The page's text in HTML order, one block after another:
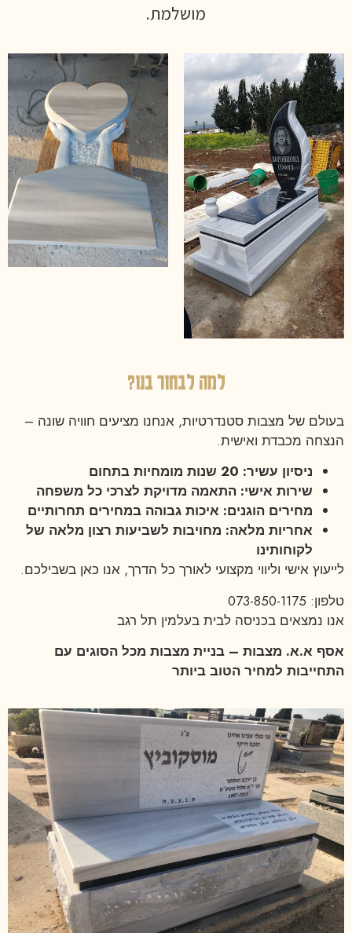
מושלמת.
למה לבחור בנו?
בעולם של מצבות סטנדרטיות, אנחנו מציעים חוויה שונה –
הנצחה מכבדת ואישית.
ניסיון עשיר: 20 שנות מומחיות בתחום
שירות אישי: התאמה מדויקת לצרכי כל משפחה
מחירים הוגנים: איכות גבוהה במחירים תחרותיים
אחריות מלאה: מחויבות לשביעות רצון מלאה של
לקוחותינו
לייעוץ אישי וליווי מקצועי לאורך כל הדרך, אנו כאן בשבילכם.
טלפון: 073-850-1175
אנו נמצאים בכניסה לבית בעלמין תל רגב
אסף א.א. מצבות – בניית מצבות מכל הסוגים עם
התחייבות למחיר הטוב ביותר